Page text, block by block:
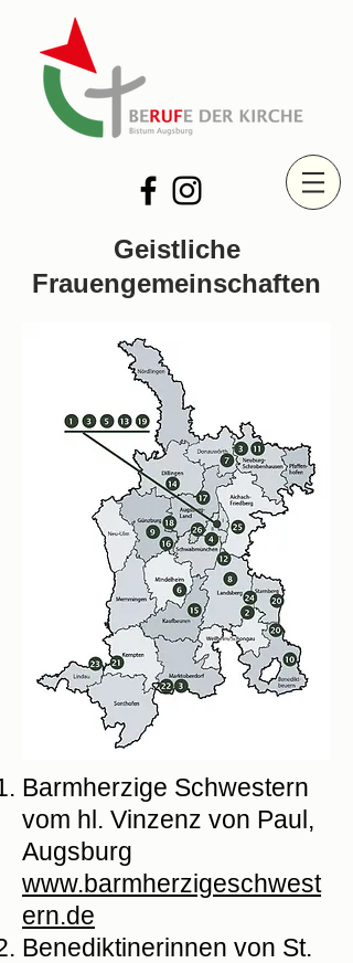
Geistliche
Frauengemeinschaften
Barmherzige Schwestern
vom hl. Vinzenz von Paul,
Augsburg
www.barmherzigeschwest
ern.de
Benediktinerinnen von St.